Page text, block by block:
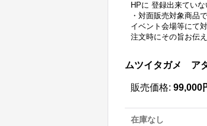
HPに 登録出来てい
・対面販売対象商品で
イベント会場等にて
注文時にその旨お伝え
ムツイタガメ ア
販売価格: 99,000
在庫なし